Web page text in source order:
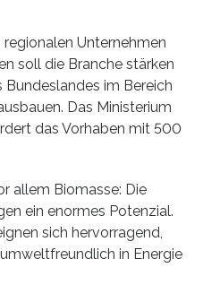
Unternehmen
soll die Branche stärken
im Bereich
Das Ministerium
das Vorhaben mit 500
allem Biomasse: Die
ein enormes Potenzial.
sich hervorragend,
in Energie